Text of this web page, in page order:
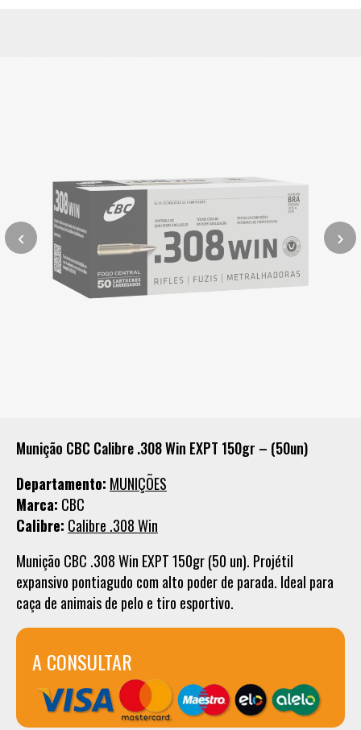
‹ ›
Munição CBC Calibre .308 Win EXPT 150gr – (50un)
Departamento: MUNIÇÕES
Marca: CBC
Calibre: Calibre .308 Win
Munição CBC .308 Win EXPT 150gr (50 un). Projétil
expansivo pontiagudo com alto poder de parada. Ideal para
caça de animais de pelo e tiro esportivo.
A CONSULTAR